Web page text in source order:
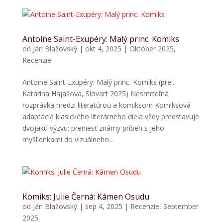
Antoine Saint-Exupéry: Malý princ. Komiks
od Ján Blažovský| okt 4, 2025 | Október 2025,
Recenzie
Antoine Saint-Exupéry: Malý princ. Komiks (prel.
Katarína Hajašová, Slovart 2025) Nesmrteľná
rozprávka medzi literatúrou a komiksom Komiksová
adaptácia klasického literárneho diela vždy predstavuje
dvojakú výzvu: preniesť známy príbeh s jeho
myšlienkami do vizuálneho...
Komiks: Julie Černá: Kámen Osudu
od Ján Blažovský| sep 4, 2025 | Recenzie, September
2025